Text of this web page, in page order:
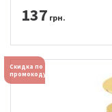
137 грн.
Скидка по
промокоду